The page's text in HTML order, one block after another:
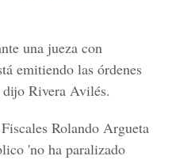
una jueza con
emitiendo las órdenes
dijo Rivera Avilés.
Rolando Argueta
'no ha paralizado